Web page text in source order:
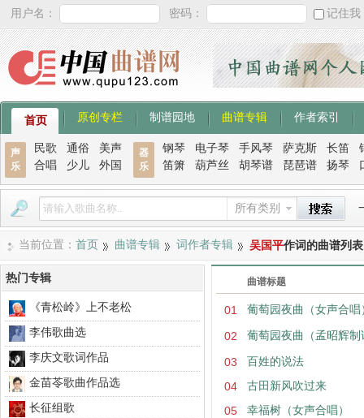
用户名： 密码： 记住我
首页 原创专栏 制谱园地 曲谱专辑 作者索引
声
乐
民歌 通俗
美声
合唱
少儿 外国
器
乐
钢琴 电子琴 手风琴 萨克斯 长笛
笛箫
葫芦丝 胡琴谱 琵琶谱 扬琴
所有类别
当前位置： 首页 曲谱专辑 词作者专辑 吴国平作词的曲谱列表
曲谱标题
01 葡萄园夜曲（女声合唱
02 葡萄园夜曲（孟昭辉制
03 百姓的说法
04 古田新风吹过来
05 幸福树（女声合唱）
热门专辑
《青松岭》上不老松
李伟歌曲选
李庆文歌词作品
金苗苓歌曲作品选
长征组歌